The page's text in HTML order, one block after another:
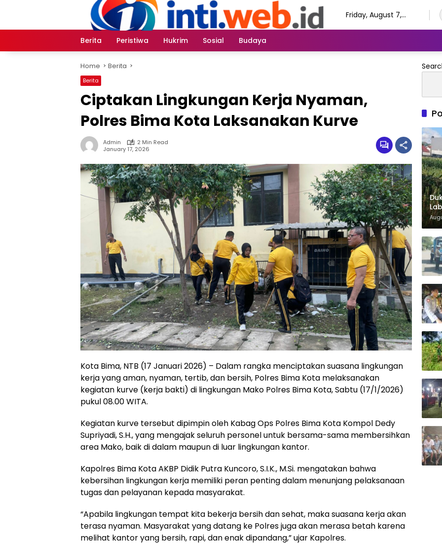
Friday, August 7,
Berita
Peristiwa Hukrim Sosial Budaya
Home Berita
Berita
Ciptakan Lingkungan Kerja Nyaman,
Polres Bima Kota Laksanakan Kurve
Admin
2 Min Read
January 17, 2026
Kota Bima, NTB (17 Januari 2026) – Dalam rangka menciptakan suasana lingkungan
kerja yang aman, nyaman, tertib, dan bersih, Polres Bima Kota melaksanakan
kegiatan kurve (kerja bakti) di lingkungan Mako Polres Bima Kota, Sabtu (17/1/2026)
pukul 08.00 WITA.
Kegiatan kurve tersebut dipimpin oleh Kabag Ops Polres Bima Kota Kompol Dedy
Supriyadi, S.H., yang mengajak seluruh personel untuk bersama-sama membersihkan
area Mako, baik di dalam maupun di luar lingkungan kantor.
Kapolres Bima Kota AKBP Didik Putra Kuncoro, S.I.K., M.Si. mengatakan bahwa
kebersihan lingkungan kerja memiliki peran penting dalam menunjang pelaksanaan
tugas dan pelayanan kepada masyarakat.
“Apabila lingkungan tempat kita bekerja bersih dan sehat, maka suasana kerja akan
terasa nyaman. Masyarakat yang datang ke Polres juga akan merasa betah karena
melihat kantor yang bersih, rapi, dan enak dipandang,” ujar Kapolres.
di